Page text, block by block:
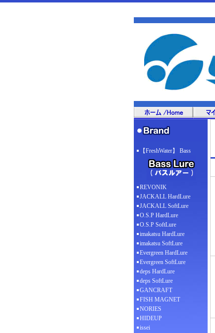
【FreshWater】 Bass
REVONIK
JACKALL HardLure
JACKALL SoftLure
O.S.P HardLure
O.S.P SoftLure
imakatsu HardLure
imakatsu SoftLure
Evergreen HardLure
Evergreen SoftLure
deps HardLure
deps SoftLure
GANCRAFT
FISH MAGNET
NORIES
HIDEUP
issei